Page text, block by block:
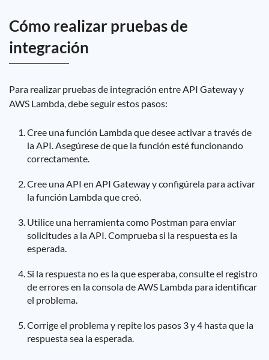
Cómo realizar pruebas de
integración
Para realizar pruebas de integración entre API Gateway y
AWS Lambda, debe seguir estos pasos:
Cree una función Lambda que desee activar a través de
la API. Asegúrese de que la función esté funcionando
correctamente.
Cree una API en API Gateway y configúrela para activar
la función Lambda que creó.
Utilice una herramienta como Postman para enviar
solicitudes a la API. Comprueba si la respuesta es la
esperada.
Si la respuesta no es la que esperaba, consulte el registro
de errores en la consola de AWS Lambda para identificar
el problema.
Corrige el problema y repite los pasos 3 y 4 hasta que la
respuesta sea la esperada.